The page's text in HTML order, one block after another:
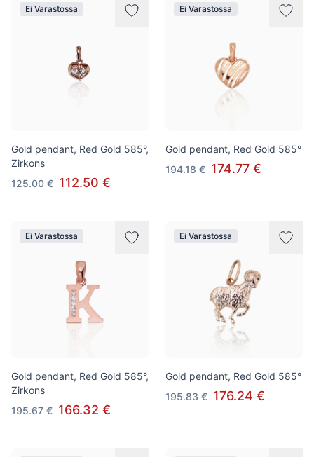
Ei Varastossa
Gold pendant, Red Gold 585°,
Zirkons
125.00 € 112.50 €
Ei Varastossa
Gold pendant, Red Gold 585°
194.18 € 174.77 €
Ei Varastossa
Gold pendant, Red Gold 585°,
Zirkons
195.67 € 166.32 €
Ei Varastossa
Gold pendant, Red Gold 585°
195.83 € 176.24 €